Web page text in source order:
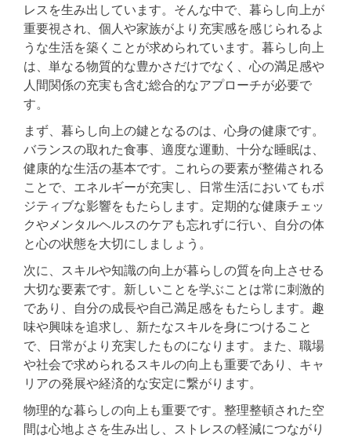
レスを生み出しています。そんな中で、暮らし向上が
重要視され、個人や家族がより充実感を感じられるよ
うな生活を築くことが求められています。暮らし向上
は、単なる物質的な豊かさだけでなく、心の満足感や
人間関係の充実も含む総合的なアプローチが必要で
す。
まず、暮らし向上の鍵となるのは、心身の健康です。
バランスの取れた食事、適度な運動、十分な睡眠は、
健康的な生活の基本です。これらの要素が整備される
ことで、エネルギーが充実し、日常生活においてもポ
ジティブな影響をもたらします。定期的な健康チェッ
クやメンタルヘルスのケアも忘れずに行い、自分の体
と心の状態を大切にしましょう。
次に、スキルや知識の向上が暮らしの質を向上させる
大切な要素です。新しいことを学ぶことは常に刺激的
であり、自分の成長や自己満足感をもたらします。趣
味や興味を追求し、新たなスキルを身につけること
で、日常がより充実したものになります。また、職場
や社会で求められるスキルの向上も重要であり、キャ
リアの発展や経済的な安定に繋がります。
物理的な暮らしの向上も重要です。整理整頓された空
間は心地よさを生み出し、ストレスの軽減につながり